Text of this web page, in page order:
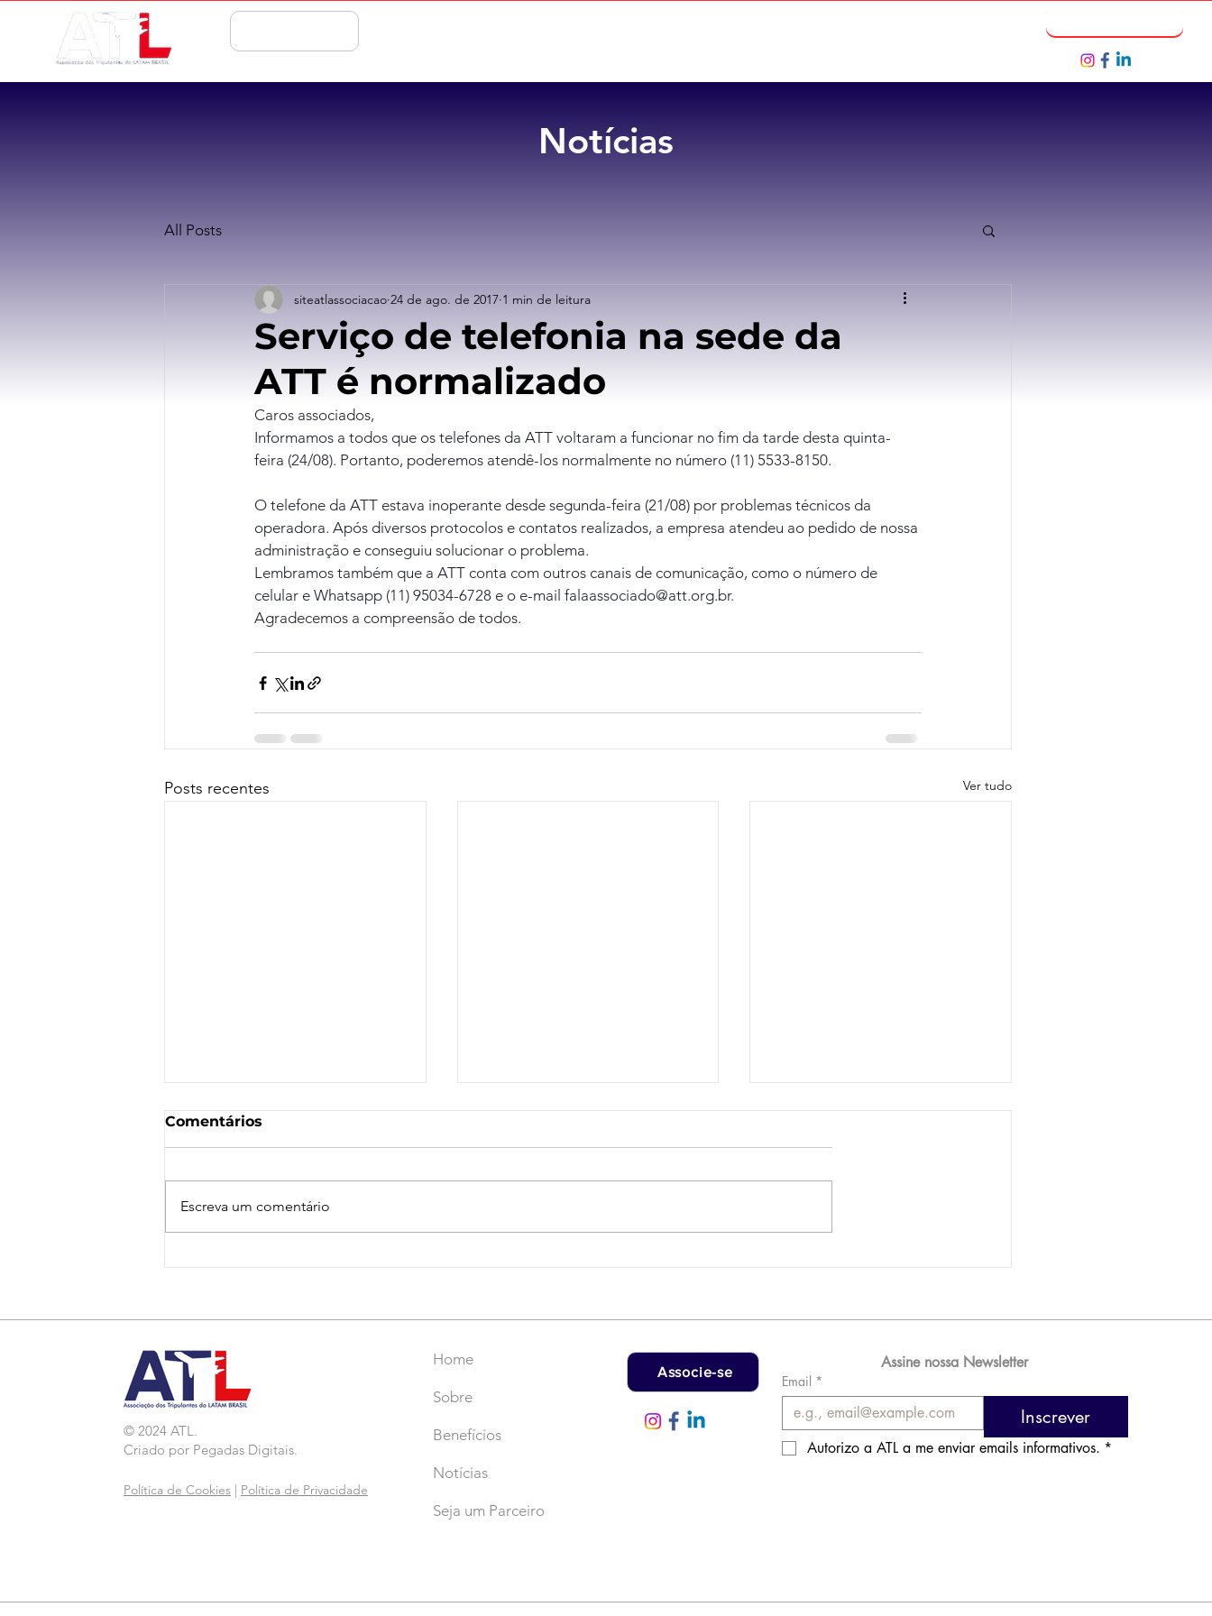
Notícias
All Posts
Serviço de telefonia na sede da
ATT é normalizado
siteatlassociacao 24 de ago. de 2017 1 min de leitura
Caros associados,
Informamos a todos que os telefones da ATT voltaram a funcionar no fim da tarde desta quinta-
feira (24/08). Portanto, poderemos atendê-los normalmente no número (11) 5533-8150.
O telefone da ATT estava inoperante desde segunda-feira (21/08) por problemas técnicos da
operadora. Após diversos protocolos e contatos realizados, a empresa atendeu ao pedido de nossa
administração e conseguiu solucionar o problema.
Lembramos também que a ATT conta com outros canais de comunicação, como o número de
celular e Whatsapp (11) 95034-6728 e o e-mail falaassociado@att.org.br.
Agradecemos a compreensão de todos.
Posts recentes Ver tudo
Comentários
Escreva um comentário
© 2024 ATL.
Criado por Pegadas Digitais.
Política de Cookies Política de Privacidade
Home
Sobre
Benefícios
Notícias
Seja um Parceiro
Associe-se
Assine nossa Newsletter
Email *
Inscrever
Autorizo a ATL a me enviar emails informativos. *